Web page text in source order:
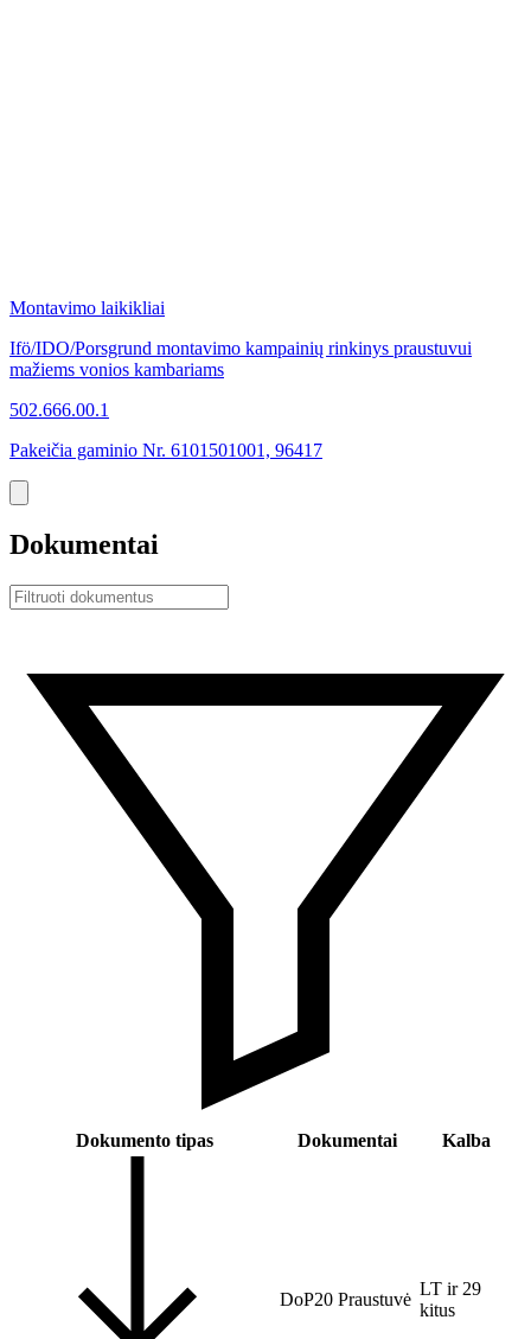
Montavimo laikikliai
Ifö/IDO/Porsgrund montavimo kampainių rinkinys praustuvui
mažiems vonios kambariams
502.666.00.1
Pakeičia gaminio Nr. 6101501001, 96417
Dokumentai
Dokumento tipas Dokumentai Kalba
DoP20 Praustuvė
LT ir 29
kitus